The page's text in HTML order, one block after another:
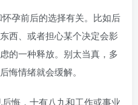
孕前后的选择有关。比如后
西、或者担心某个决定会影
的一种释放。别太当真，多
悔情绪就会缓解。
悔，十有八九和工作或事业